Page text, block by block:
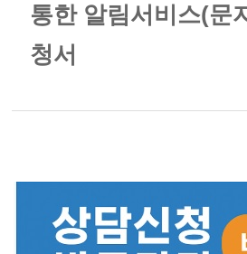
통한 알림서비스(문
청서